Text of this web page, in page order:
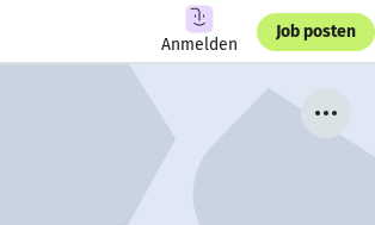
Anmelden
Job posten